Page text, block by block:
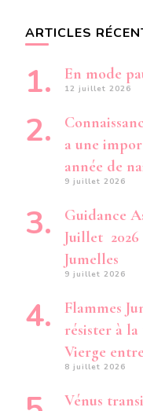
ARTICLES
En mode
12 juillet 2026
a une
année de
9 juillet 2026
Guidance
Juillet 2026
Jumelles
9 juillet 2026
Flammes
résister à
Vierge
8 juillet 2026
Vénus